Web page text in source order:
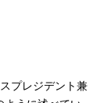
プレジデント兼